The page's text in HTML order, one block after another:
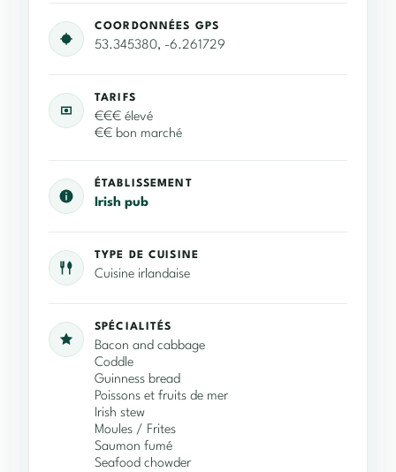
COORDONNÉES GPS
53.345380, -6.261729
TARIFS
€€€ élevé
€€ bon marché
ÉTABLISSEMENT
Irish pub
TYPE DE CUISINE
Cuisine irlandaise
SPÉCIALITÉS
Bacon and cabbage
Coddle
Guinness bread
Poissons et fruits de mer
Irish stew
Moules / Frites
Saumon fumé
Seafood chowder